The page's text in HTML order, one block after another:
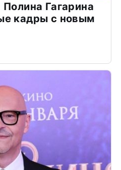
Гагарина
кадры с новым